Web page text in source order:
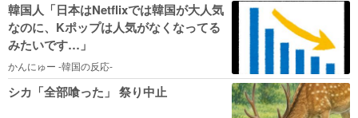
韓国人「日本はNetflixでは韓国が大人気
なのに、Kポップは人気がなくなってる
みたいです…」
かんにゅー -韓国の反応-
シカ「全部喰った」 祭り中止